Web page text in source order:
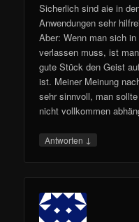
Sicherlich sind aie in
Anwendungen sehr
Aber: Wenn man sich
verlassen muss, ist
gute Stück den Geist
ist. Meiner Meinung
sehr sinnvoll, man
nicht vollkommen
Antworten ↓